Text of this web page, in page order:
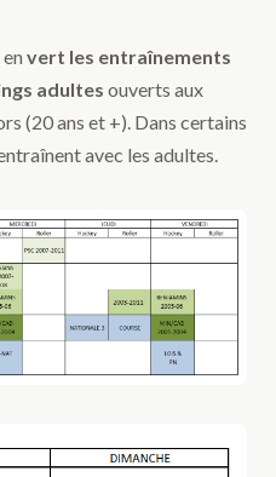
vert les entraînements
adultes ouverts aux
(20 ans et +). Dans certains
avec les adultes.